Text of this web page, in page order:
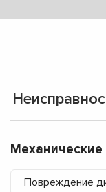
Повреждение